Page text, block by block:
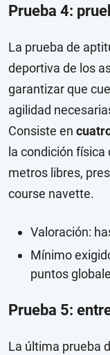
Prueba 4:
La prueba de
deportiva de los
garantizar que
agilidad
Consiste en
la condición
metros libres,
course navette.
Valoración:
Mínimo
puntos
Prueba 5:
La última prueba